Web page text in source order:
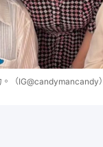
（IG@candymancandy）